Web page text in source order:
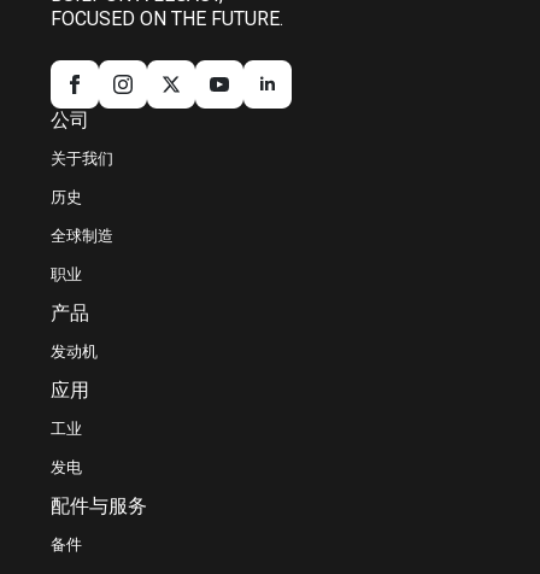
FOCUSED ON THE FUTURE.
公司
关于我们
历史
全球制造
职业
产品
发动机
应用
工业
发电
配件与服务
备件